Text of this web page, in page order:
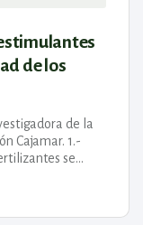
de los
de la
Cajamar. 1.-
se